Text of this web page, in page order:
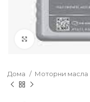
Click to enlarge
Дома Моторни масла